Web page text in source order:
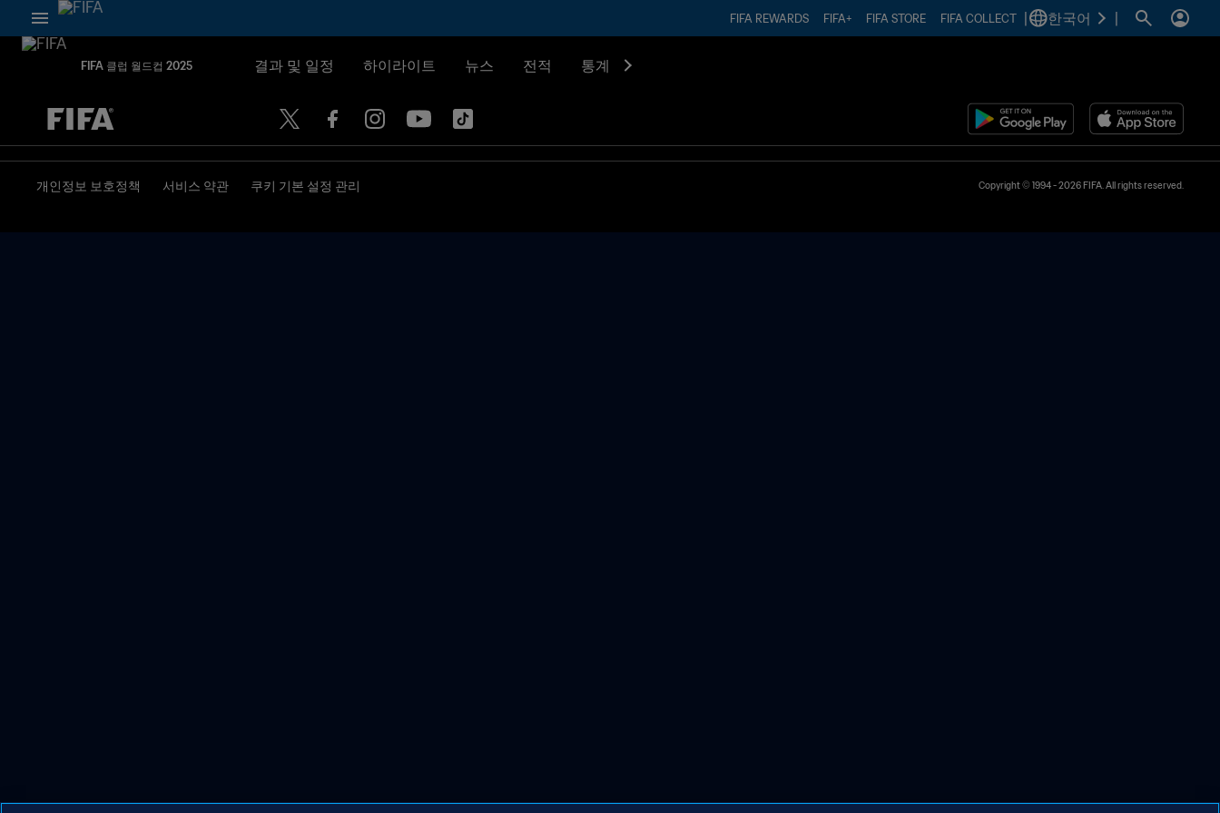
FIFA REWARDS FIFA+ FIFA STORE FIFA COLLECT 한국어
FIFA 클럽 월드컵 2025 결과 및 일정 하이라이트 뉴스 전적 통계
추후 결정 vs. 추후 결정
개인정보 보호정책 서비스 약관 쿠키 기본 설정 관리 Copyright © 1994 - 2026 FIFA. All rights reserved.